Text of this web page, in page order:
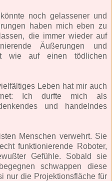
noch gelassener und
haben mich eben zu
die immer wieder auf
Äußerungen und
wie auf einen tödlichen
Leben hat mir auch
Ich durfte mich als
und handelndes
Menschen verwehrt. Sie
funktionierende Roboter,
Gefühle. Sobald sie
schwappen diese
nur die Projektionsfläche für